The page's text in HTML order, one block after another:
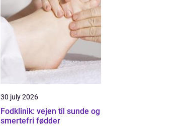
30 july 2026
Fodklinik: vejen til sunde og
smertefri fødder